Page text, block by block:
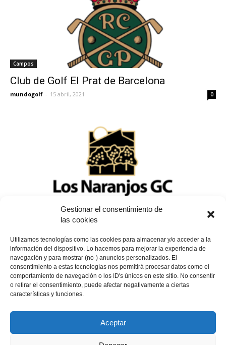
Gestionar el consentimiento de
las cookies
Utilizamos tecnologías como las cookies para almacenar y/o acceder a la
información del dispositivo. Lo hacemos para mejorar la experiencia de
navegación y para mostrar (no-) anuncios personalizados. El
consentimiento a estas tecnologías nos permitirá procesar datos como el
comportamiento de navegación o los ID's únicos en este sitio. No consentir
o retirar el consentimiento, puede afectar negativamente a ciertas
características y funciones.
Aceptar
Campos
Club de Golf El Prat de Barcelona
mundogolf - 15 abril, 2021 0
encuentro
mundogolf - 8 abril, 2021